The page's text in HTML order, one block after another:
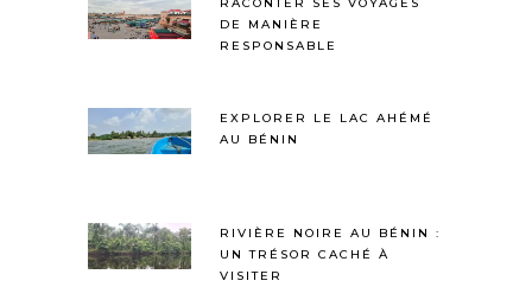
DE MANIÈRE
RESPONSABLE
EXPLORER LE LAC AHÉMÉ
AU BÉNIN
RIVIÈRE NOIRE AU BÉNIN :
UN TRÉSOR CACHÉ À
VISITER